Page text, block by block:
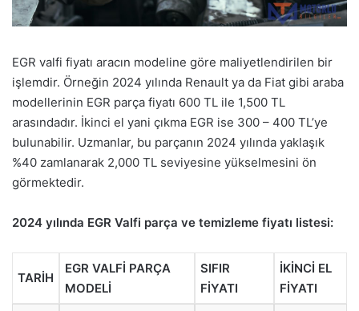
EGR valfi fiyatı aracın modeline göre maliyetlendirilen bir
işlemdir. Örneğin 2024 yılında Renault ya da Fiat gibi araba
modellerinin EGR parça fiyatı 600 TL ile 1,500 TL
arasındadır. İkinci el yani çıkma EGR ise 300 – 400 TL’ye
bulunabilir. Uzmanlar, bu parçanın 2024 yılında yaklaşık
%40 zamlanarak 2,000 TL seviyesine yükselmesini ön
görmektedir.
2024 yılında EGR Valfi parça ve temizleme fiyatı listesi:
TARİH
EGR VALFİ PARÇA
MODELİ
SIFIR
FİYATI
İKİNCİ EL
FİYATI